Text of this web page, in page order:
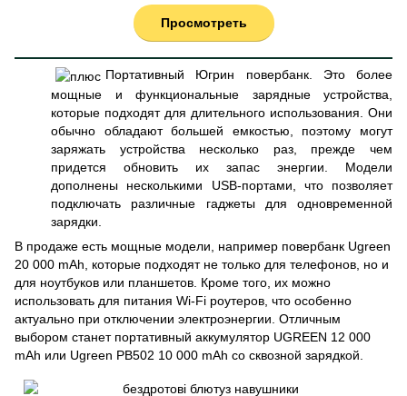
Просмотреть
Портативный Югрин повербанк. Это более
мощные и функциональные зарядные устройства,
которые подходят для длительного использования. Они
обычно обладают большей емкостью, поэтому могут
заряжать устройства несколько раз, прежде чем
придется обновить их запас энергии. Модели
дополнены несколькими USB-портами, что позволяет
подключать различные гаджеты для одновременной
зарядки.
В продаже есть мощные модели, например повербанк Ugreen
20 000 mAh, которые подходят не только для телефонов, но и
для ноутбуков или планшетов. Кроме того, их можно
использовать для питания Wi-Fi роутеров, что особенно
актуально при отключении электроэнергии. Отличным
выбором станет портативный аккумулятор UGREEN 12 000
mAh или Ugreen PB502 10 000 mAh со сквозной зарядкой.